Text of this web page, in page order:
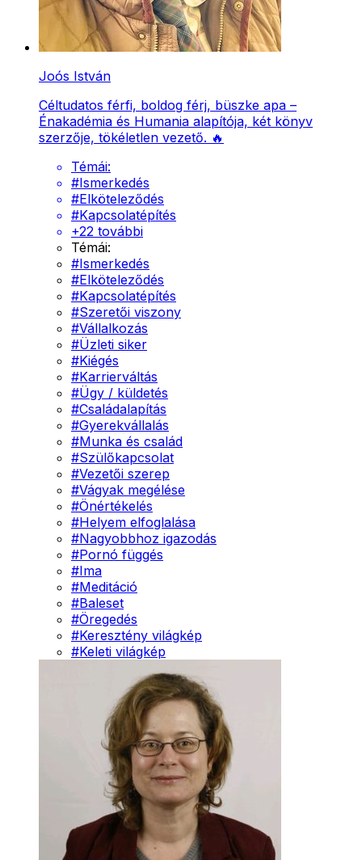
Joós István
Céltudatos férfi, boldog férj, büszke apa –
Énakadémia és Humania alapítója, két könyv
szerzője, tökéletlen vezető. 🔥
Témái:
#Ismerkedés
#Elköteleződés
#Kapcsolatépítés
+22 további
Témái:
#Ismerkedés
#Elköteleződés
#Kapcsolatépítés
#Szeretői viszony
#Vállalkozás
#Üzleti siker
#Kiégés
#Karrierváltás
#Ügy / küldetés
#Családalapítás
#Gyerekvállalás
#Munka és család
#Szülőkapcsolat
#Vezetői szerep
#Vágyak megélése
#Önértékelés
#Helyem elfoglalása
#Nagyobbhoz igazodás
#Pornó függés
#Ima
#Meditáció
#Baleset
#Öregedés
#Keresztény világkép
#Keleti világkép